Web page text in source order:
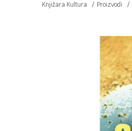
Knjižara Kultura Proizvodi